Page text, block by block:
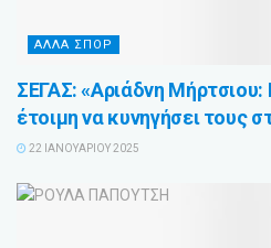
ΑΛΛΑ ΣΠΟΡ
ΣΕΓΑΣ: «Αριάδνη
έτοιμη να κυνηγήσει τους
22 ΙΑΝΟΥΑΡΊΟΥ 2025